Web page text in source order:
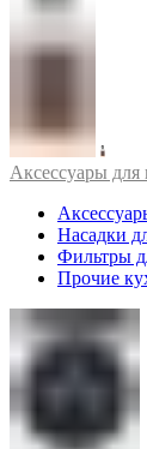
Аксессуары
Насадки
Фильтры
Прочие